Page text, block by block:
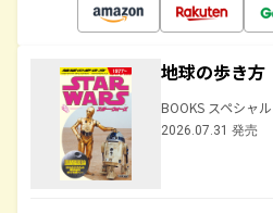
地球の歩き
BOOKS スペシャ
2026.07.31 発売